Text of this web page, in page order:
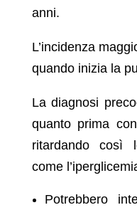
anni.
L’incidenza
quando inizia la
La diagnosi
quanto prima
ritardando così
come
Potrebbero